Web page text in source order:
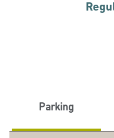
Parking